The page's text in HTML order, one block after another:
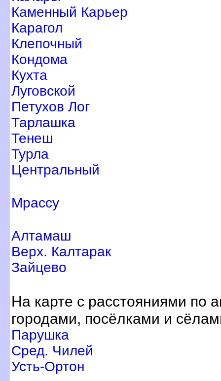
Каменный Карьер
Карагол
Клепочный
Кондома
Кухта
Луговской
Петухов Ло
Тарлашка
Тенеш
Турла
Центральный
Мрассу
Алтамаш
ерх. Калтарак
Зайцево
На карте с расстояниями по
ородами, посёлками и
Парушка
Сред. Чилей
Усть-Ортон